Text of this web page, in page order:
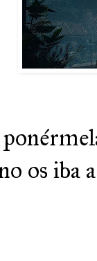
os iba